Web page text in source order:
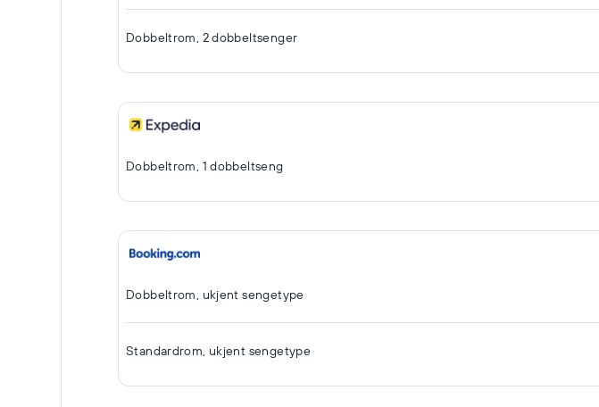
Dobbeltrom, 2 dobbeltsenger
Dobbeltrom, 1 dobbeltseng
Dobbeltrom, ukjent sengetype
Standardrom, ukjent sengetype